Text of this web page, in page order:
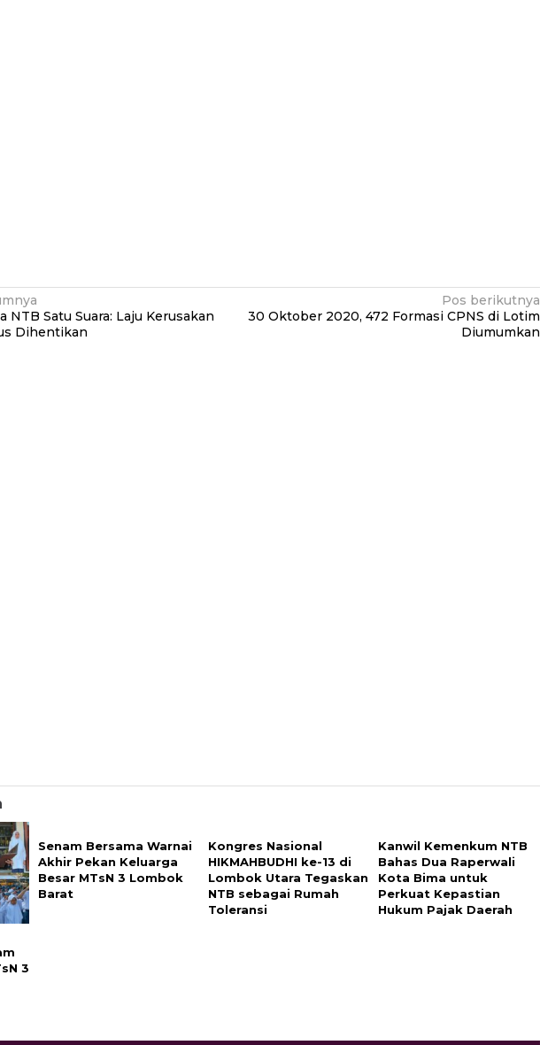
NTB Satu Suara: Laju Kerusakan
Dihentikan
Pos berikutnya
30 Oktober 2020, 472 Formasi CPNS di Lotim
Diumumkan
3
Senam Bersama Warnai
Akhir Pekan Keluarga
Besar MTsN 3 Lombok
Barat
Kongres Nasional
HIKMAHBUDHI ke-13 di
Lombok Utara Tegaskan
NTB sebagai Rumah
Toleransi
Kanwil Kemenkum NTB
Bahas Dua Raperwali
Kota Bima untuk
Perkuat Kepastian
Hukum Pajak Daerah